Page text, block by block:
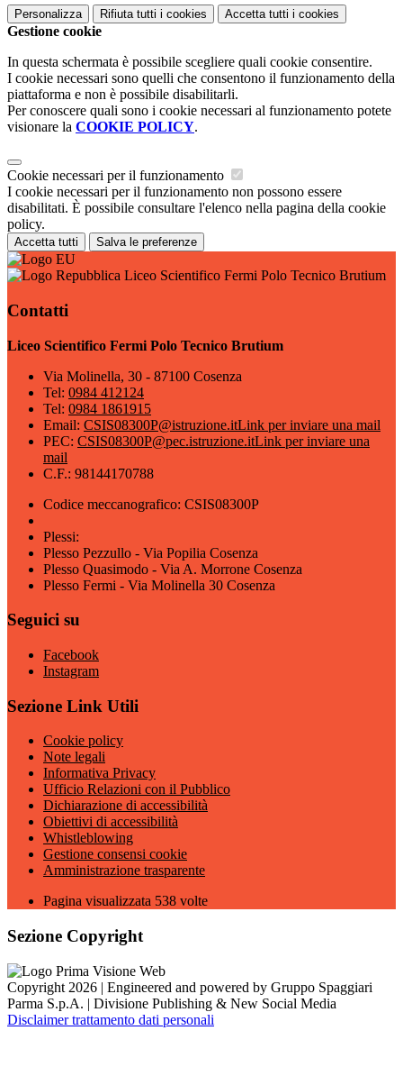
Personalizza Rifiuta tutti i cookies Accetta tutti i cookies
Gestione cookie
In questa schermata è possibile scegliere quali cookie consentire.
I cookie necessari sono quelli che consentono il funzionamento della
piattaforma e non è possibile disabilitarli.
Per conoscere quali sono i cookie necessari al funzionamento potete
visionare la COOKIE POLICY.
Cookie necessari per il funzionamento
I cookie necessari per il funzionamento non possono essere
disabilitati. È possibile consultare l'elenco nella pagina della cookie
policy.
Accetta tutti Salva le preferenze
Liceo Scientifico Fermi Polo Tecnico Brutium
Contatti
Liceo Scientifico Fermi Polo Tecnico Brutium
Via Molinella, 30 - 87100 Cosenza
Tel: 0984 412124
Tel: 0984 1861915
Email: CSIS08300P@istruzione.itLink per inviare una mail
PEC: CSIS08300P@pec.istruzione.itLink per inviare una
mail
C.F.: 98144170788
Codice meccanografico: CSIS08300P
Plessi:
Plesso Pezzullo - Via Popilia Cosenza
Plesso Quasimodo - Via A. Morrone Cosenza
Plesso Fermi - Via Molinella 30 Cosenza
Seguici su
Facebook
Instagram
Sezione Link Utili
Cookie policy
Note legali
Informativa Privacy
Ufficio Relazioni con il Pubblico
Dichiarazione di accessibilità
Obiettivi di accessibilità
Whistleblowing
Gestione consensi cookie
Amministrazione trasparente
Pagina visualizzata 538 volte
Sezione Copyright
Copyright 2026 | Engineered and powered by Gruppo Spaggiari
Parma S.p.A. | Divisione Publishing & New Social Media
Disclaimer trattamento dati personali